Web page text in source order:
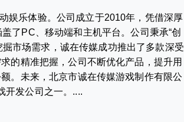
娱乐体验。公司成立于2010年，凭借深厚
了PC、移动端和主机平台。公司秉承“创
市场需求，诚在传媒成功推出了多款深受
的精准把握，公司不断优化产品，提升用
。未来，北京市诚在传媒游戏制作有限公
开发公司之一。....